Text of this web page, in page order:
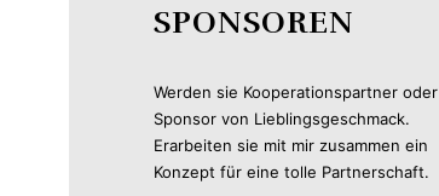
SPONSOREN
Werden sie Kooperationspartner oder
Sponsor von Lieblingsgeschmack.
Erarbeiten sie mit mir zusammen ein
Konzept für eine tolle Partnerschaft.